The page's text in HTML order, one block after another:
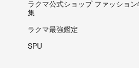
ラクマ公式ショップ ファッショ
集
ラクマ最強鑑定
SPU